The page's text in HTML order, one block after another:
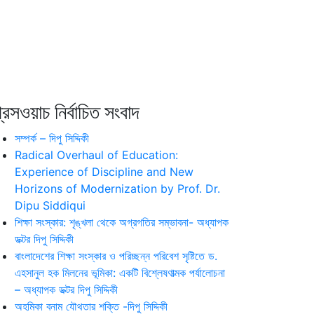
নির্বাচিত সংবাদ
সম্পর্ক – দিপু সিদ্দিকী
Radical Overhaul of Education:
Experience of Discipline and New
Horizons of Modernization by Prof. Dr.
Dipu Siddiqui
শিক্ষা সংস্কার: শৃঙ্খলা থেকে অগ্রগতির সম্ভাবনা- অধ্যাপক
ডক্টর দিপু সিদ্দিকী
বাংলাদেশের শিক্ষা সংস্কার ও পরিচ্ছন্ন পরিবেশ সৃষ্টিতে ড.
এহসানুল হক মিলনের ভূমিকা: একটি বিশ্লেষণাত্মক পর্যালোচনা
– অধ্যাপক ডক্টর দিপু সিদ্দিকী
অহমিকা বনাম যৌথতার শক্তি -দিপু সিদ্দিকী